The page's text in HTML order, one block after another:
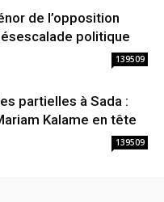
de l’opposition
politique
139509
partielles à Sada :
Kalame en tête
139509